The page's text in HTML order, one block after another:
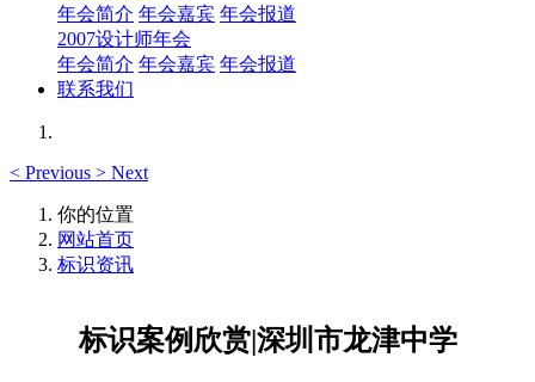
年会简介 年会嘉宾 年会报道
2007设计师年会
年会简介 年会嘉宾 年会报道
联系我们
< Previous > Next
你的位置
网站首页
标识资讯
标识案例欣赏|深圳市龙津中学